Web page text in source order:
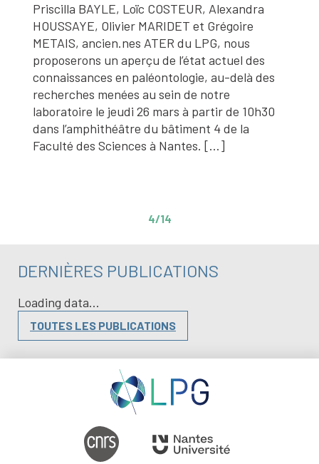
Priscilla BAYLE, Loïc COSTEUR, Alexandra
HOUSSAYE, Olivier MARIDET et Grégoire
METAIS, ancien.nes ATER du LPG, nous
proposerons un aperçu de l’état actuel des
connaissances en paléontologie, au-delà des
recherches menées au sein de notre
laboratoire le jeudi 26 mars à partir de 10h30
dans l’amphithéâtre du bâtiment 4 de la
Faculté des Sciences à Nantes. […]
4/14
DERNIÈRES PUBLICATIONS
Loading data...
TOUTES LES PUBLICATIONS